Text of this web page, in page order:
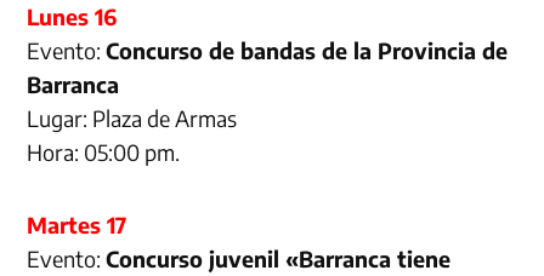
Lunes 16
Evento:Concurso de bandas de la Provincia de
Barranca
Lugar: Plaza de Armas
Hora: 05:00 pm.
Martes 17
Evento:Concurso juvenil «Barranca tiene